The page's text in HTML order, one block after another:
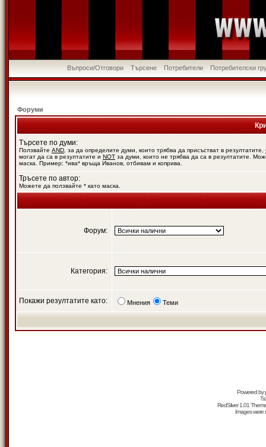
Въпроси/Отговори Търсене Потребители Потребителски
Форуми
Търсете по думи:
Ползвайте AND , за да определите думи, които трябва да присъстват в резултатите,
могат да са в резултатите и NOT за думи, които не трябва да са в резултатите.
маска. Пример: *ива* връща Иванов, отбивам и коприва.
Тръсете по автор:
Можете да ползвайте * като маска.
Форум:
Категория:
Покажи резултатите като: Мнения Теми
Powered by
RedSilver 1.01
Images were